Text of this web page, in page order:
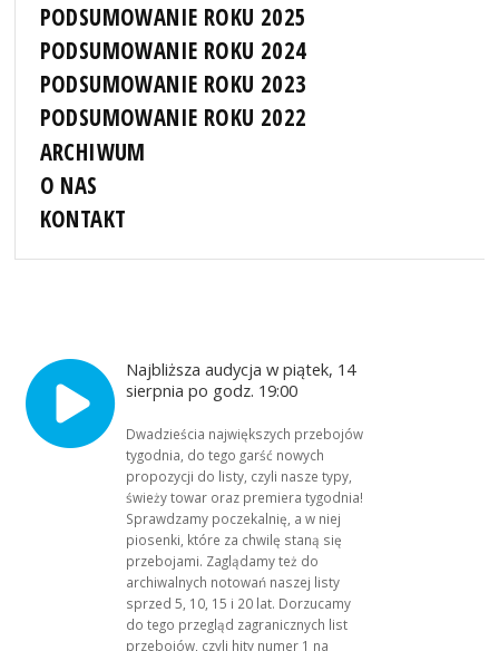
PODSUMOWANIE ROKU 2025
PODSUMOWANIE ROKU 2024
PODSUMOWANIE ROKU 2023
PODSUMOWANIE ROKU 2022
ARCHIWUM
O NAS
KONTAKT
Najbliższa audycja w piątek, 14
sierpnia po godz. 19:00
Dwadzieścia największych przebojów
tygodnia, do tego garść nowych
propozycji do listy, czyli nasze typy,
świeży towar oraz premiera tygodnia!
Sprawdzamy poczekalnię, a w niej
piosenki, które za chwilę staną się
przebojami. Zaglądamy też do
archiwalnych notowań naszej listy
sprzed 5, 10, 15 i 20 lat. Dorzucamy
do tego przegląd zagranicznych list
przebojów, czyli hity numer 1 na